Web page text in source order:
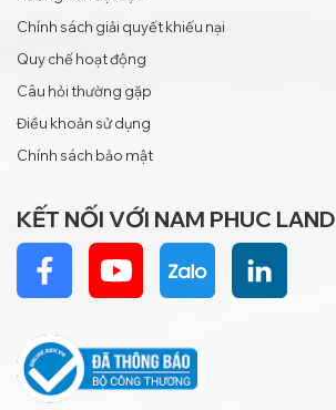
Chính sách giải quyết khiếu nại
Quy chế hoạt động
Câu hỏi thường gặp
Điều khoản sử dụng
Chính sách bảo mật
KẾT NỐI VỚI NAM PHUC LAND